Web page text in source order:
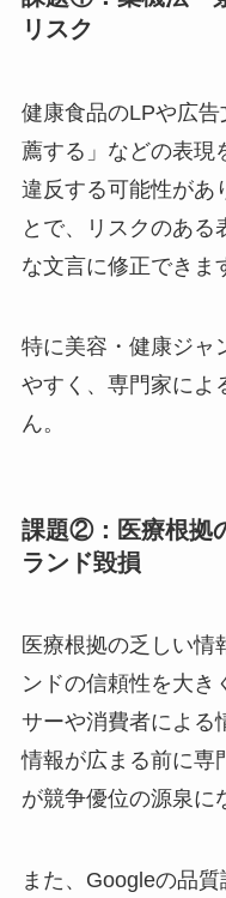
リスク
健康食品のLPや広
薦する」などの表現
違反する可能性があ
とで、リスクのある
な文言に修正できま
特に美容・健康ジャ
やすく、専門家によ
ん。
課題②：医療根拠
ランド毀損
医療根拠の乏しい情
ンドの信頼性を大き
サーや消費者による
情報が広まる前に専
が競争優位の源泉に
また、Googleの品